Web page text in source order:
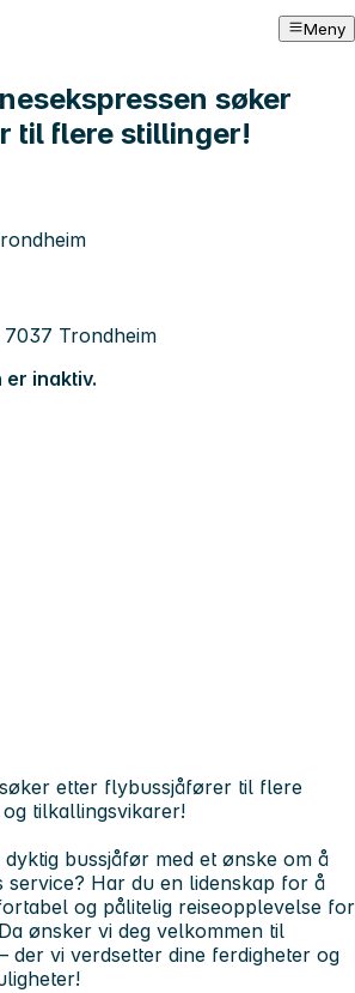
Meny
søker
til flere stillinger!
Trondheim
inaktiv.
etter flybussjåfører til flere
tilkallingsvikarer!
bussjåfør med et ønske om å
service? Har du en lidenskap for å
og pålitelig reiseopplevelse for
ønsker vi deg velkommen til
der vi verdsetter dine ferdigheter og